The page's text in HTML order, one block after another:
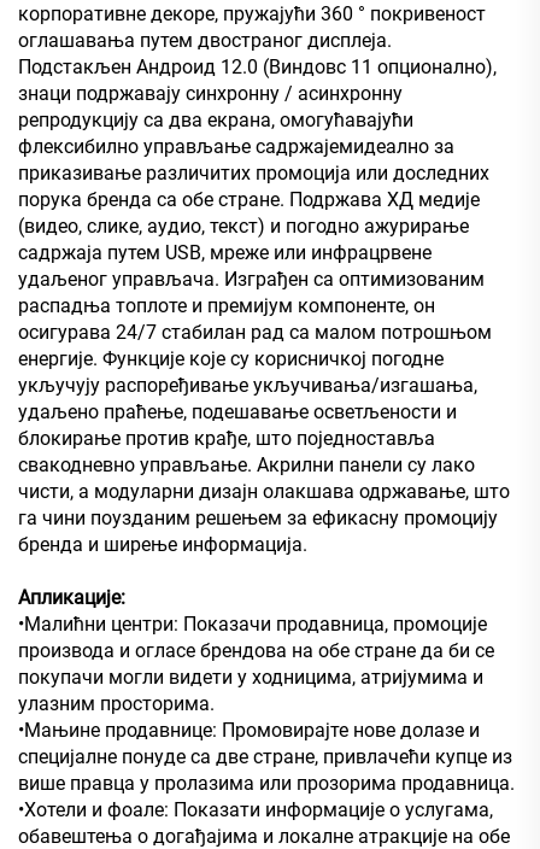
корпоративне декоре, пружајући 360 ° покривеност
оглашавања путем двостраног дисплеја.
Подстакљен Андроид 12.0 (Виндовс 11 опционално),
знаци подржавају синхронну / асинхронну
репродукцију са два екрана, омогућавајући
флексибилно управљање садржајемидеално за
приказивање различитих промоција или доследних
порука бренда са обе стране. Подржава ХД медије
(видео, слике, аудио, текст) и погодно ажурирање
садржаја путем USB, мреже или инфрацрвене
удаљеног управљача. Изграђен са оптимизованим
распадња топлоте и премијум компоненте, он
осигурава 24/7 стабилан рад са малом потрошњом
енергије. Функције које су корисничкој погодне
укључују распоређивање укључивања/изгашања,
удаљено праћење, подешавање осветљености и
блокирање против крађе, што поједноставља
свакодневно управљање. Акрилни панели су лако
чисти, а модуларни дизајн олакшава одржавање, што
га чини поузданим решењем за ефикасну промоцију
бренда и ширење информација.
Апликације:
•Малићни центри: Показачи продавница, промоције
производа и огласе брендова на обе стране да би се
покупачи могли видети у ходницима, атријумима и
улазним просторима.
•Мањине продавнице: Промовирајте нове долазе и
специјалне понуде са две стране, привлачећи купце из
више правца у пролазима или прозорима продавница.
•Хотели и фоале: Показати информације о услугама,
обавештења о догађајима и локалне атракције на обе